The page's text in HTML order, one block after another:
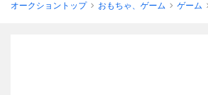
オークショントップ おもちゃ、ゲーム ゲーム